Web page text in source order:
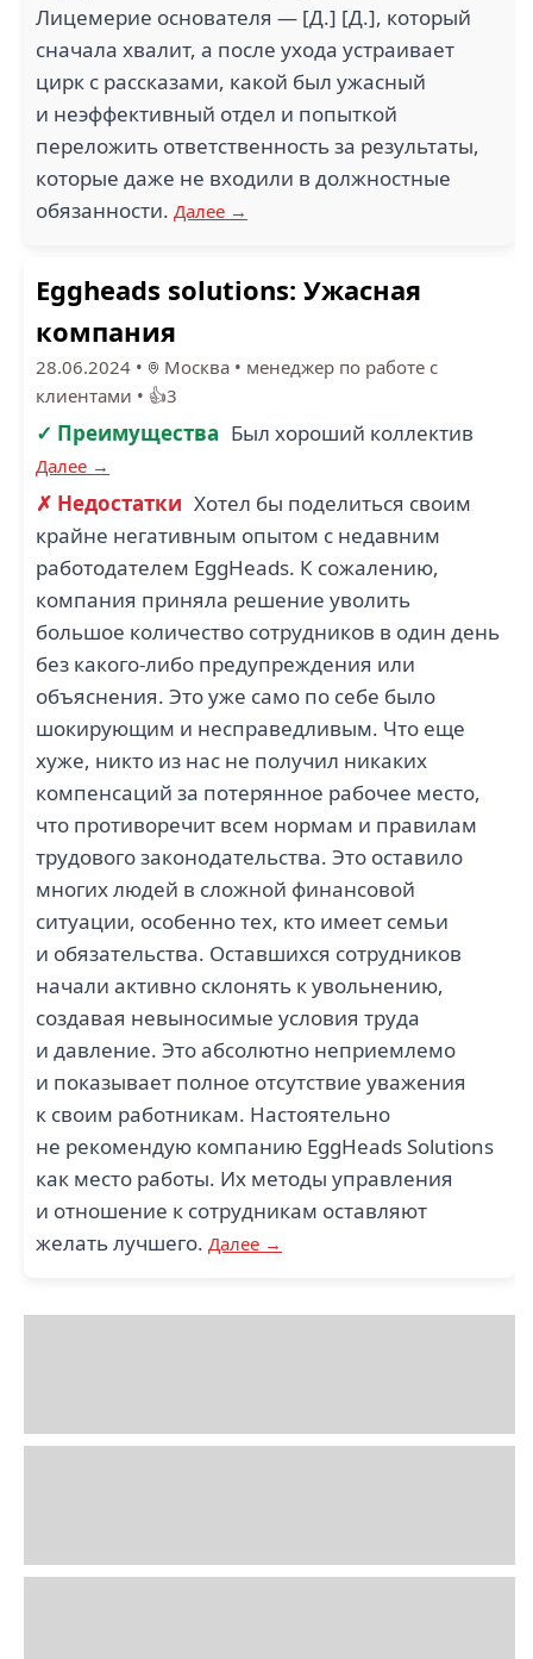
Лицемерие основателя — [Д.] [Д.], который
сначала хвалит, а после ухода устраивает
цирк с рассказами, какой был ужасный
и неэффективный отдел и попыткой
переложить ответственность за результаты,
которые даже не входили в должностные
обязанности. Далее →
Eggheads solutions: Ужасная
компания
28.06.2024 • Москва • менеджер по работе с
клиентами • 👍3
✓ Преимущества Был хороший коллектив
Далее →
✗ Недостатки Хотел бы поделиться своим
крайне негативным опытом с недавним
работодателем EggHeads. К сожалению,
компания приняла решение уволить
большое количество сотрудников в один день
без какого-либо предупреждения или
объяснения. Это уже само по себе было
шокирующим и несправедливым. Что еще
хуже, никто из нас не получил никаких
компенсаций за потерянное рабочее место,
что противоречит всем нормам и правилам
трудового законодательства. Это оставило
многих людей в сложной финансовой
ситуации, особенно тех, кто имеет семьи
и обязательства. Оставшихся сотрудников
начали активно склонять к увольнению,
создавая невыносимые условия труда
и давление. Это абсолютно неприемлемо
и показывает полное отсутствие уважения
к своим работникам. Настоятельно
не рекомендую компанию EggHeads Solutions
как место работы. Их методы управления
и отношение к сотрудникам оставляют
желать лучшего. Далее →